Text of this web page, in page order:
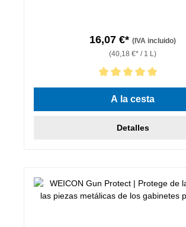
16,07 €* (IVA incluido)
(40,18 €* / 1 L)
Calificación promedio de 5 de 5 estrellas
A la cesta
Detalles